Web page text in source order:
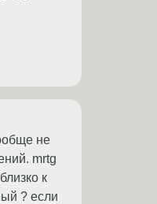
не
mrtg
к
? если